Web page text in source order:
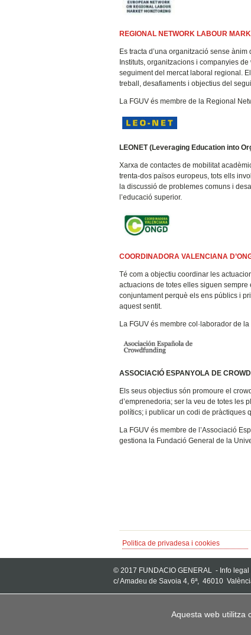
REGIONAL NETWORK LABOUR
Es tracta d’una organització sense
Instituts, organitzacions i companyies
seguiment del mercat laboral regional.
treball, desafiaments i objectius del
La FGUV és membre de la Regional
LEONET (Leveraging Education into
Xarxa de contactes de mobilitat
trenta-dos països europeus, tots ells
la discussió de problemes comuns i
l’educació superior.
COORDINADORA VALENCIANA
Té com a objectiu coordinar les
actuacions de totes elles siguen
conjuntament perquè els ens públics i
aquest sentit.
La FGUV és membre col·laborador de la
ASSOCIACIÓ ESPANYOLA DE
Els seus objectius són promoure el
d’emprenedoria; ser la veu de totes les
polítics; i publicar un codi de pràctiques
La FGUV és membre de l’Associació
gestiona la Fundació General de la
Politica de privadesa i cookies
© 2017 FUNDACIO GENERAL - Info legal
c/ Amadeu de Savoia 4, 6ª, 46010
Aquesta web utilitza